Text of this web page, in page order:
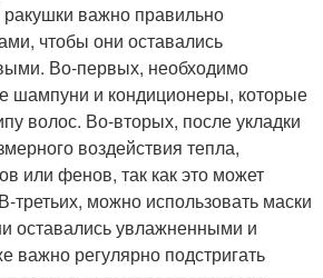
важно правильно
чтобы они оставались
Во-первых, необходимо
шампуни и кондиционеры, которые
волос. Во-вторых, после укладки
воздействия тепла,
или фенов, так как это может
третьих, можно использовать маски
оставались увлажненными и
важно регулярно подстригать